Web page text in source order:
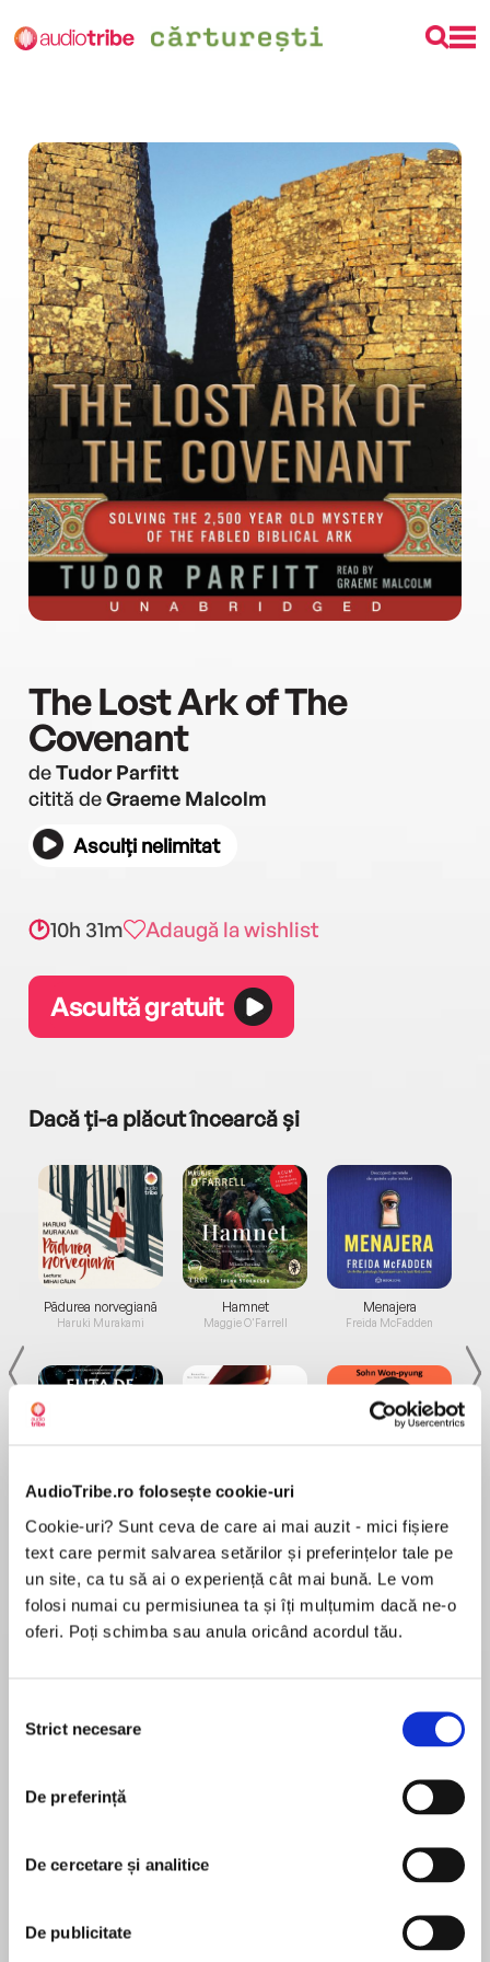
AudioTribe.ro folosește cookie-uri
Cookie-uri? Sunt ceva de care ai mai auzit - mici fișiere
text care permit salvarea setărilor și preferințelor tale pe
un site, ca tu să ai o experiență cât mai bună. Le vom
folosi numai cu permisiunea ta și îți mulțumim dacă ne-o
oferi. Poți schimba sau anula oricând acordul tău.
consimțământului
Strict necesare
De preferință
De cercetare și analitice
De publicitate
The Lost Ark of The
Covenant
deTudor Parfitt
citită deGraeme Malcolm
Asculți nelimitat
10h 31m Adaugă la wishlist
Ascultă gratuit
Dacă ți-a plăcut încearcă și
Pădurea norvegiană
Haruki Murakami
de...
Dani Francis
Hamnet
Maggie O'Farrell
Diavolul se îmbracă de
la...
Lauren Weisberger
Menajera
Freida McFadden
Sohn Won-pyung
Desprecarte
account of Professor Tudor Parfitt's effort to
recover the revered artifact that contained the
Christianity, and Islam. This holy object
disappeared from the Temple in Jerusalem
when the Babylonians invaded in 586 BCE and
was lost—apparently forever.
With painstaking historical scholarship,
groundbreaking genetic science, and hair-
pentru această carte